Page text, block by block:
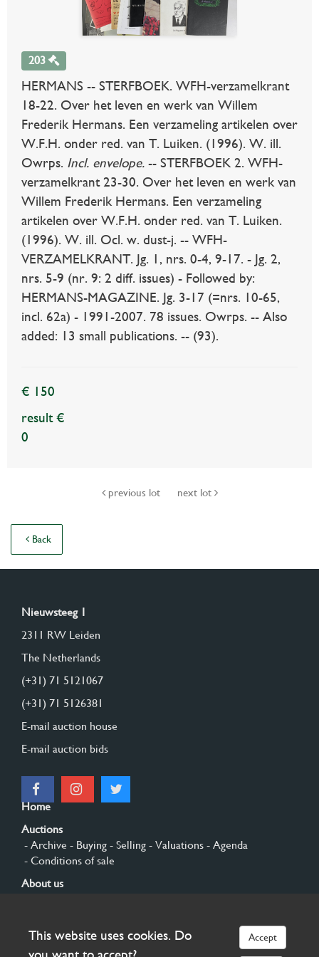
203
HERMANS -- STERFBOEK. WFH-verzamelkrant
18-22. Over het leven en werk van Willem
Frederik Hermans. Een verzameling artikelen over
W.F.H. onder red. van T. Luiken. (1996). W. ill.
Owrps. Incl. envelope. -- STERFBOEK 2. WFH-
verzamelkrant 23-30. Over het leven en werk van
Willem Frederik Hermans. Een verzameling
artikelen over W.F.H. onder red. van T. Luiken.
(1996). W. ill. Ocl. w. dust-j. -- WFH-
VERZAMELKRANT. Jg. 1, nrs. 0-4, 9-17. - Jg. 2,
nrs. 5-9 (nr. 9: 2 diff. issues) - Followed by:
HERMANS-MAGAZINE. Jg. 3-17 (=nrs. 10-65,
incl. 62a) - 1991-2007. 78 issues. Owrps. -- Also
added: 13 small publications. -- (93).
€ 150
result €
0
previous lot next lot
Back
Nieuwsteeg 1
2311 RW Leiden
The Netherlands
(+31) 71 5121067
(+31) 71 5126381
E-mail auction house
E-mail auction bids
Home
Auctions
- Archive - Buying - Selling - Valuations - Agenda
- Conditions of sale
About us
Sign up
This website uses cookies. Do
Accept